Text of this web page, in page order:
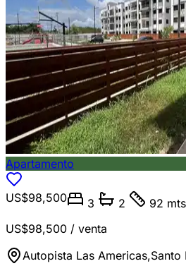
Apartamento
US$98,500 3 2
92
US$98,500 / venta
Autopista Las Americas,Santo